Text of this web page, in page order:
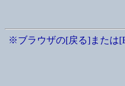
※ブラウザの[戻る]または